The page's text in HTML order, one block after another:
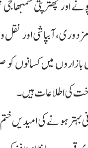
اور چھترپتی
آبپاشی اور
کی اطلاعات ہیں۔
ہونے کی امیدیں